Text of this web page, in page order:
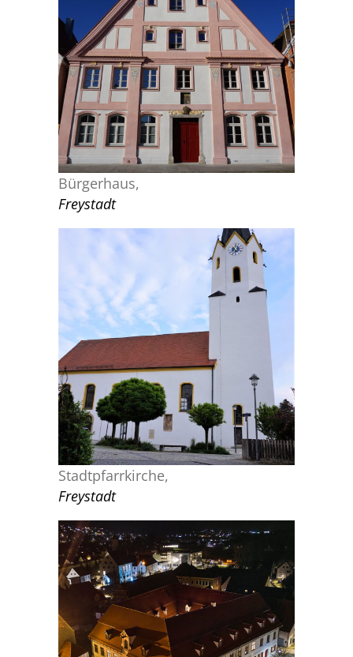
BÜRGERHAUS FREYSTADT
Denkmalpflege,Objektplanung
Bürgerhaus,
Freystadt
STADTPFARRKIRCHE FREYSTADT
Denkmalpflege
Objektplanung
Stadtpfarrkirche,
Freystadt
HOTEL POST BERCHING
Denkmalpflege